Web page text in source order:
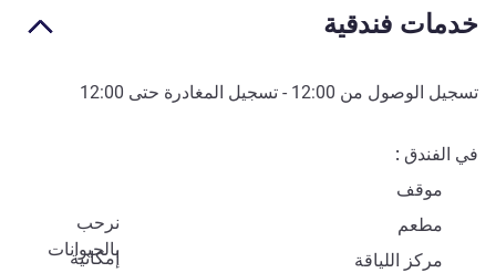
خدمات فندقية
تسجيل الوصول من 12:00 - تسجيل المغادرة حتى 12:00
في الفندق
موقف
نرحب
بالحيوانات
مطعم
إمكانية
مركز اللياقة